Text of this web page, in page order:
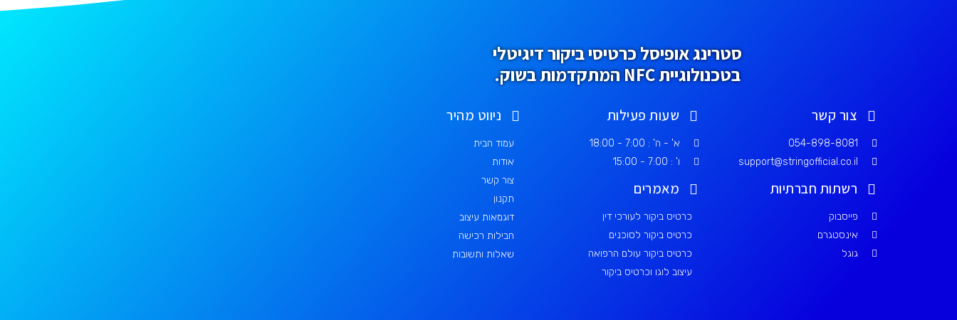
סטרינג אופיסל כרטיסי ביקור דיגיטלי
בטכנולוגיית NFC המתקדמות בשוק.
צור קשר
054-898-8081
support@stringofficial.co.il
רשתות חברתיות
פייסבוק
אינסטגרם
גוגל
שעות פעילות
א' - ה' : 7:00 - 18:00
ו' : 7:00 - 15:00
מאמרים
כרטיס ביקור לעורכי דין
כרטיס ביקור לסוכנים
כרטיס ביקור עולם הרפואה
עיצוב לוגו וכרטיס ביקור
ניווט מהיר
עמוד הבית
אודות
צור קשר
תקנון
דוגמאות עיצוב
חבילות רכישה
שאלות ותשובות